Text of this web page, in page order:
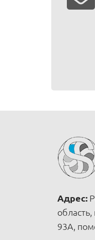
Адрес:
93А,